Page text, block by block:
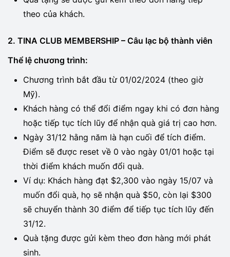
theo của khách.
2. TINA CLUB MEMBERSHIP – Câu lạc bộ thành viên
Thể lệ chương trình:
Chương trình bắt đầu từ 01/02/2024 (theo giờ
Mỹ).
Khách hàng có thể đổi điểm ngay khi có đơn hàng
hoặc tiếp tục tích lũy để nhận quà giá trị cao hơn.
Ngày 31/12 hằng năm là hạn cuối để tích điểm.
Điểm sẽ được reset về 0 vào ngày 01/01 hoặc tại
thời điểm khách muốn đổi quà.
Ví dụ: Khách hàng đạt $2,300 vào ngày 15/07 và
muốn đổi quà, họ sẽ nhận quà $50, còn lại $300
sẽ chuyển thành 30 điểm để tiếp tục tích lũy đến
31/12.
Quà tặng được gửi kèm theo đơn hàng mới phát
sinh.